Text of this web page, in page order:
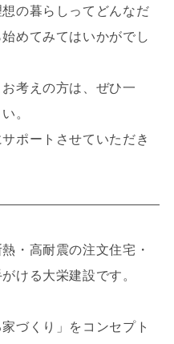
の暮らしってどんなだ
めてみてはいかがでし
考えの方は、ぜひ一
。
ポートさせていただき
・高耐震の注文住宅・
ける大栄建設です。
づくり」をコンセプト